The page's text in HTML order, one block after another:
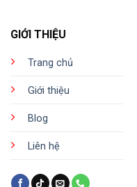
GIỚI THIỆU
Trang chủ
Giới thiệu
Blog
Liên hệ